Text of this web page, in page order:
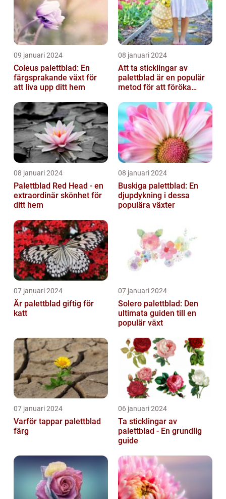
09 januari 2024
Coleus palettblad: En
färgsprakande växt för
att liva upp ditt hem
08 januari 2024
Att ta sticklingar av
palettblad är en populär
metod för att föröka
08 januari 2024
Palettblad Red Head - en
extraordinär skönhet för
ditt hem
08 januari 2024
Buskiga palettblad: En
djupdykning i dessa
populära växter
07 januari 2024
Är palettblad giftig för
katt
07 januari 2024
Solero palettblad: Den
ultimata guiden till en
populär växt
07 januari 2024
Varför tappar palettblad
färg
06 januari 2024
Ta sticklingar av
palettblad - En grundlig
guide